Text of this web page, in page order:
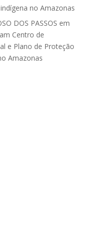
no Amazonas
DOS PASSOS em
Centro de
e Plano de Proteção
Amazonas